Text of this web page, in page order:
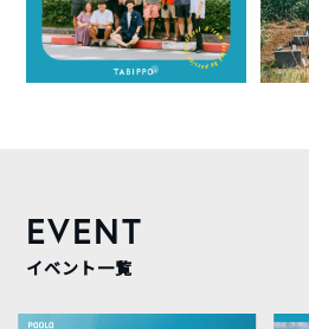
EVENT
イベント一覧